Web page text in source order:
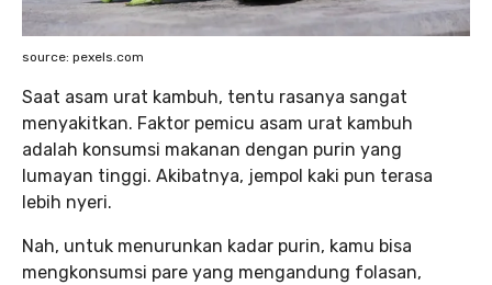
source: pexels.com
Saat asam urat kambuh, tentu rasanya sangat
menyakitkan. Faktor pemicu asam urat kambuh
adalah konsumsi makanan dengan purin yang
lumayan tinggi. Akibatnya, jempol kaki pun terasa
lebih nyeri.
Nah, untuk menurunkan kadar purin, kamu bisa
mengkonsumsi pare yang mengandung folasan,